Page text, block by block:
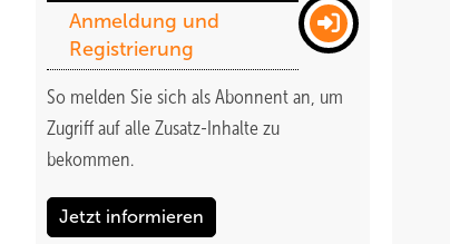
Anmeldung und
Registrierung
So melden Sie sich als Abonnent an, um
Zugriff auf alle Zusatz-Inhalte zu
bekommen.
Jetzt informieren